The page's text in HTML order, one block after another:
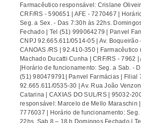
Farmacêutico responsável: Crislane
CRF/RS - 590651 | AFE - 7270467 |
Seg. a Sex. - Das 7:30h às 22hs.
Fechado | Tel (51) 999064279 | Panvel
CNPJ 92.665.611/0514-05 | Av. Boqueirão
CANOAS /RS | 92.410-350 |
Machado Ducatti Cunha | CRF/RS - 7962 |
|Horário de funcionamento: Seg. a Sab. -
(51) 980479791| Panvel Farmácias | Filial
92.665.611/0535-30 | Av. Rua João
Catarina | CAXIAS DO SUL/RS | 95032-
responsável: Marcelo de Mello Maraschin
7776037 | Horário de funcionamento:
22hs, Sab 8 – 18 h Domingos Fechado |